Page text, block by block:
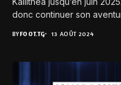
donc continuer son
BYFOOT.TG 13 AOÛT 2024